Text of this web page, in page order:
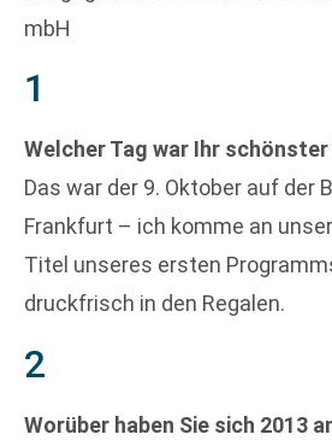
mbH
1
Welcher Tag war Ihr
Das war der 9. Oktober auf der
Frankfurt – ich komme an
Titel unseres ersten
druckfrisch in den Regalen.
2
Worüber haben Sie sich 2013